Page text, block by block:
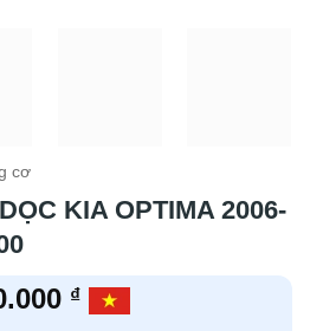
cơ
KIA OPTIMA 2006-
₫